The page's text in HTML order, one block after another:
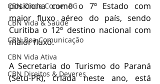
CBN Onde Comer PG
CBN Vida & Saúde
CBN Boa Comunicação
CBN Vida Ativa
CBN Direitos & Deveres
posiciona como o 7º Estado com
maior fluxo aéreo do país, sendo
Curitiba o 12º destino nacional com
maior fluxo.
A Secretaria do Turismo do Paraná
(Setu-PR), criada neste ano, está